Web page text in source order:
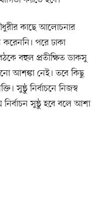
কাছে আলোচনার
করেননি। পরে ঢাকা
বহুল প্রতীক্ষিত ডাকসু
আশঙ্কা নেই। তবে কিছু
সুষ্ঠু নির্বাচনে নিজস্ব
সুষ্ঠু হবে বলে আশা